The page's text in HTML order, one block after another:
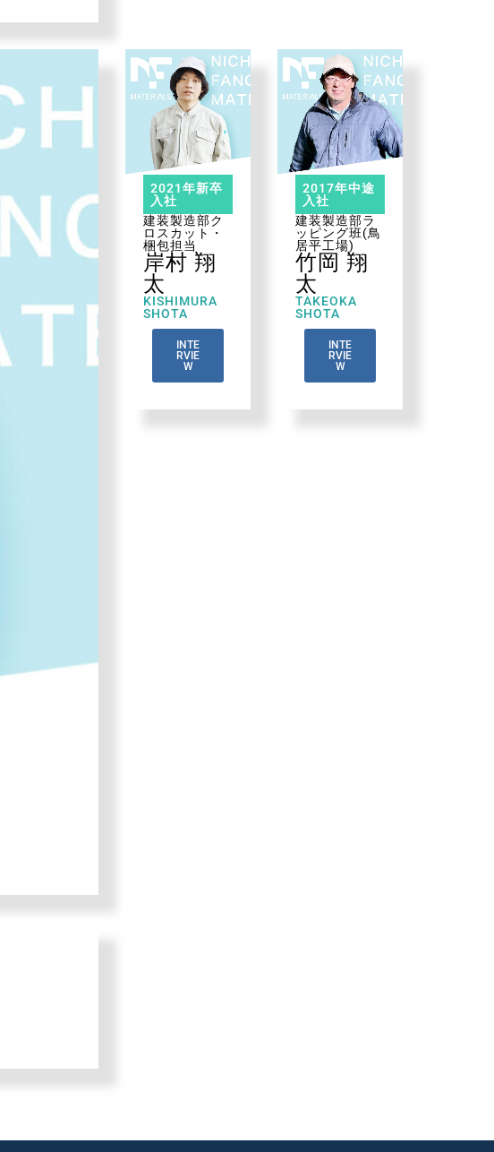
2021年新卒
入社
建装製造部ク
ロスカット・
梱包担当
岸村 翔
太
KISHIMURA
SHOTA
INTE
RVIE
W
2017年中途
入社
建装製造部ラ
ッピング班(鳥
居平工場)
竹岡 翔
太
TAKEOKA
SHOTA
INTE
RVIE
W